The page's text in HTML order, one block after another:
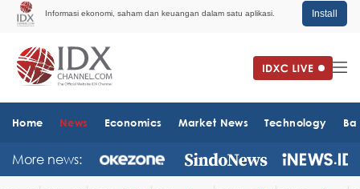
Informasi ekonomi, saham dan keuangan dalam satu aplikasi. Install
Home News Economics Market News Technology
More news: